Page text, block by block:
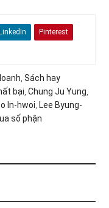
LinkedIn Pinterest
,Sách hay
bại,Chung Ju Yung,
In-hwoi, Lee Byung-
số phận